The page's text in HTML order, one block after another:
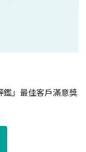
」最佳客戶滿意獎